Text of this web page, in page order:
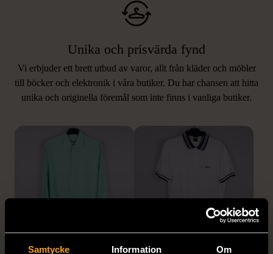
Samtycke Information Om
Unika och prisvärda fynd
Vi erbjuder ett brett utbud av varor, allt från kläder och möbler
till böcker och elektronik i våra butiker. Du har chansen att hitta
unika och originella föremål som inte finns i vanliga butiker.
LIKNANDE PRODUKTER
Hitta produkter som påminner om denna